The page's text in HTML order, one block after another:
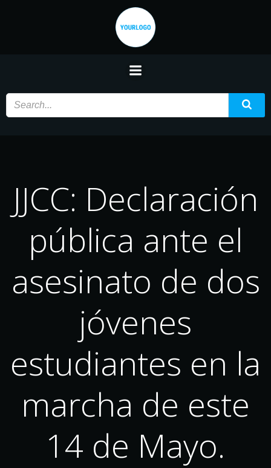
Saltar
contenido
JJCC: Declaración
pública ante el
asesinato de dos
jóvenes
estudiantes en la
marcha de este
14 de Mayo.